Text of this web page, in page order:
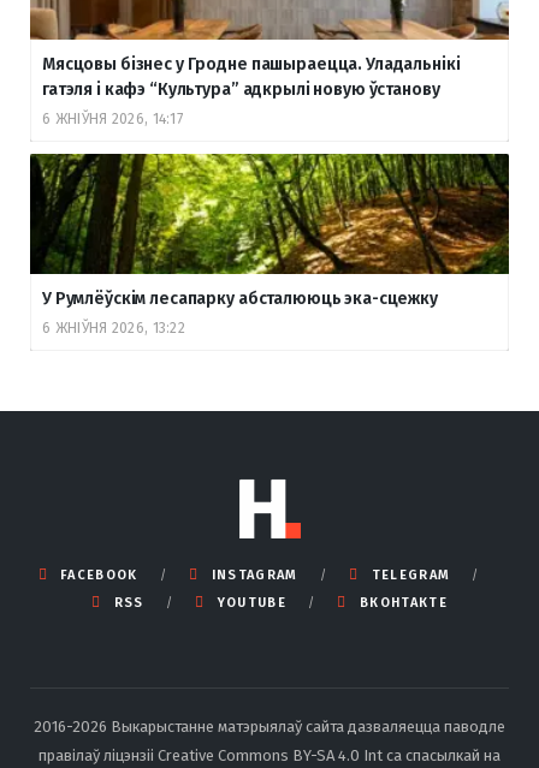
Мясцовы бізнес у Гродне пашыраецца. Уладальнікі
гатэля і кафэ “Культура” адкрылі новую ўстанову
6 ЖНІЎНЯ 2026, 14:17
У Румлёўскім лесапарку абсталююць эка-сцежку
6 ЖНІЎНЯ 2026, 13:22
FACEBOOK INSTAGRAM
TELEGRAM
RSS
YOUTUBE ВКОНТАКТЕ
2016-2026 Выкарыстанне матэрыялаў сайта дазваляецца паводле
правілаў ліцэнзіі Creative Commons BY-SA 4.0 Int са спасылкай на